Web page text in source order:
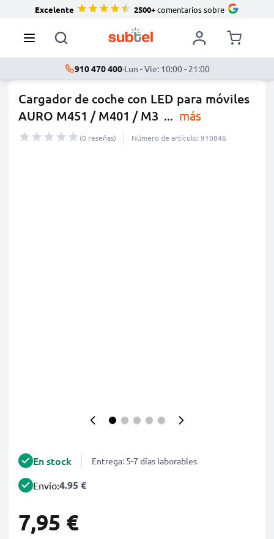
Excelente 2500+comentarios sobre
910 470 400·Lun - Vie: 10:00 - 21:00
Cargador de coche con LED para móviles
AURO M451 / M401 / M3 ... más
(0 reseñas) Número de artículo: 910846
En stock Entrega: 5-7 días laborables
Envío:4.95 €
7,95 €